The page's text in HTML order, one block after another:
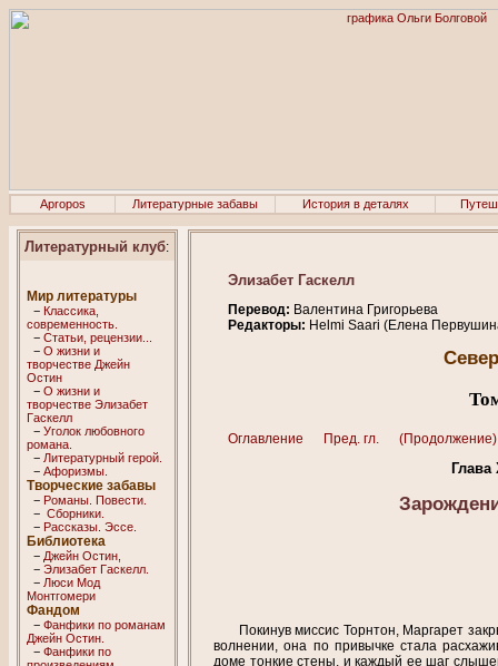
Apropos Литературные забавы История в деталях
Литературный клуб:
Мир литературы
− Классика,
современность.
−Статьи, рецензии...
−О жизни и
творчестве Джейн
Остин
−О жизни и
творчестве Элизабет
Гaскелл
−Уголок любовного
романа.
− Литературный герой.
−Афоризмы.
Творческие забавы
− Романы. Повести.
−Сборники.
− Рассказы. Эссe.
Библиотека
− Джейн Остин,
−Элизабет Гaскелл.
− Люси Мод
Монтгомери
Фандом
−Фанфики по романам
Джейн Остин.
−Фанфики по
Элизабет Гаскелл
Перевод: Валентина Григорьева
Редакторы: Helmi Saari (Елена
Оглавление Пред. гл. (Продолжение)
Глава
Покинув миссис Торнтон, Маргарет
волнении, она по привычке стала
доме тонкие стены, и каждый ее шаг